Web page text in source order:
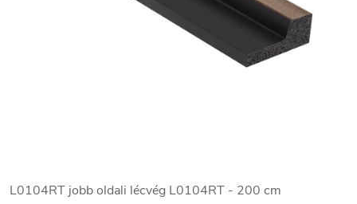
L0104RT jobb oldali lécvég L0104RT - 200 cm